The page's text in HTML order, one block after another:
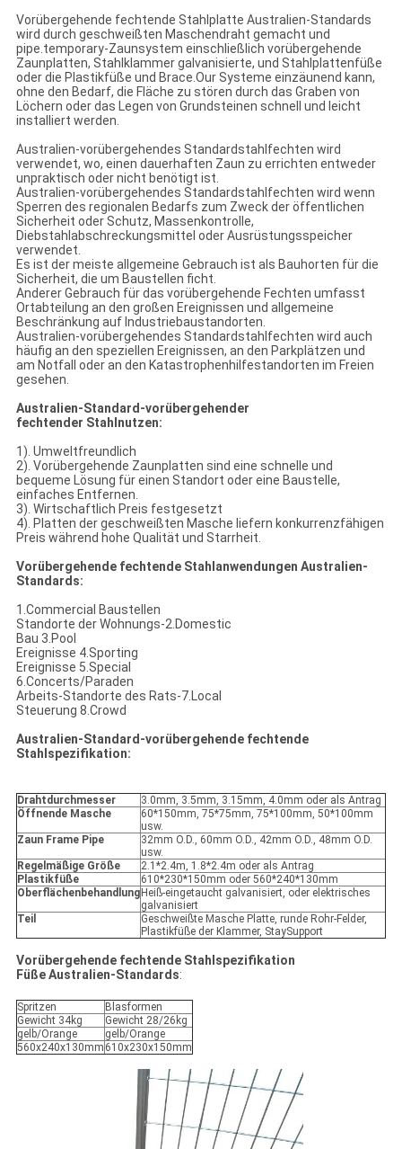
Vorübergehende fechtende Stahlplatte Australien-Standards
wird durch geschweißten Maschendraht gemacht und
pipe.temporary-Zaunsystem einschließlich vorübergehende
Zaunplatten, Stahlklammer galvanisierte, und Stahlplattenfüße
oder die Plastikfüße und Brace.Our Systeme einzäunend kann,
ohne den Bedarf, die Fläche zu stören durch das Graben von
Löchern oder das Legen von Grundsteinen schnell und leicht
installiert werden.
Australien-vorübergehendes Standardstahlfechten wird
verwendet, wo, einen dauerhaften Zaun zu errichten entweder
unpraktisch oder nicht benötigt ist.
Australien-vorübergehendes Standardstahlfechten wird wenn
Sperren des regionalen Bedarfs zum Zweck der öffentlichen
Sicherheit oder Schutz, Massenkontrolle,
Diebstahlabschreckungsmittel oder Ausrüstungsspeicher
verwendet.
Es ist der meiste allgemeine Gebrauch ist als Bauhorten für die
Sicherheit, die um Baustellen ficht.
Anderer Gebrauch für das vorübergehende Fechten umfasst
Ortabteilung an den großen Ereignissen und allgemeine
Beschränkung auf Industriebaustandorten.
Australien-vorübergehendes Standardstahlfechten wird auch
häufig an den speziellen Ereignissen, an den Parkplätzen und
am Notfall oder an den Katastrophenhilfestandorten im Freien
gesehen.
Australien-Standard-vorübergehender
fechtender Stahlnutzen:
1). Umweltfreundlich
2). Vorübergehende Zaunplatten sind eine schnelle und
bequeme Lösung für einen Standort oder eine Baustelle,
einfaches Entfernen.
3). Wirtschaftlich Preis festgesetzt
4). Platten der geschweißten Masche liefern konkurrenzfähigen
Preis während hohe Qualität und Starrheit.
Vorübergehende fechtende Stahlanwendungen Australien-
Standards:
1.Commercial Baustellen
Standorte der Wohnungs-2.Domestic
Bau 3.Pool
Ereignisse 4.Sporting
Ereignisse 5.Special
6.Concerts/Paraden
Arbeits-Standorte des Rats-7.Local
Steuerung 8.Crowd
Australien-Standard-vorübergehende fechtende
Stahlspezifikation:
Drahtdurchmesser
3.0mm, 3.5mm, 3.15mm, 4.0mm oder als Antrag
Öffnende Masche
60*150mm, 75*75mm, 75*100mm, 50*100mm
usw.
Zaun Frame Pipe
32mm O.D., 60mm O.D., 42mm O.D., 48mm O.D.
usw.
Regelmäßige Größe
2.1*2.4m, 1.8*2.4m oder als Antrag
Plastikfüße
610*230*150mm oder 560*240*130mm
Oberflächenbehandlung Heiß-eingetaucht galvanisiert, oder elektrisches
galvanisiert
Teil
Geschweißte Masche Platte, runde Rohr-Felder,
Plastikfüße der Klammer, StaySupport
Vorübergehende fechtende Stahlspezifikation
Füße Australien-Standards:
Spritzen
Blasformen
Gewicht 34kg
Gewicht 28/26kg
gelb/Orange
gelb/Orange
560x240x130mm 610x230x150mm